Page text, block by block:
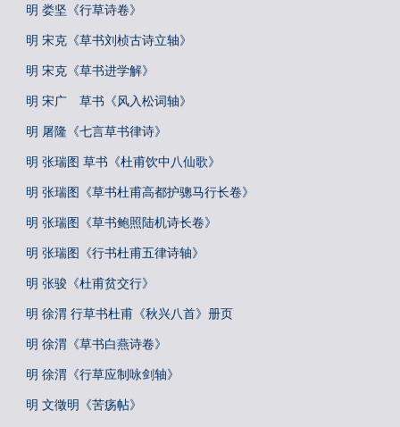
明 娄坚《行草诗卷》
明 宋克《草书刘桢古诗立轴》
明 宋克《草书进学解》
明 宋广 草书《风入松词轴》
明 屠隆《七言草书律诗》
明 张瑞图 草书《杜甫饮中八仙歌》
明 张瑞图《草书杜甫高都护骢马行长卷》
明 张瑞图《草书鲍照陆机诗长卷》
明 张瑞图《行书杜甫五律诗轴》
明 张骏《杜甫贫交行》
明 徐渭 行草书杜甫《秋兴八首》册页
明 徐渭《草书白燕诗卷》
明 徐渭《行草应制咏剑轴》
明 文徵明《苦疡帖》